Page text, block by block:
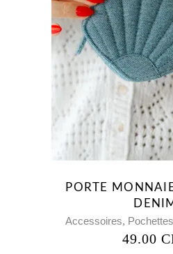
PORTE
Accessoires, Pochettes
49.00